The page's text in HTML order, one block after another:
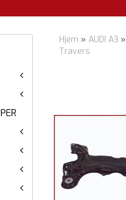
Hjem » AUDI A3 »
Travers